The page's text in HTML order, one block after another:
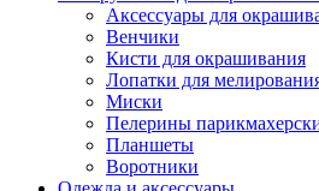
Аксессуары для
Венчики
Кисти для окрашивания
Лопатки для
Миски
Пелерины
Планшеты
Воротники